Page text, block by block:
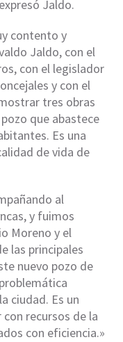
Jaldo.
contento y
Jaldo, con el
con el legislador
y con el
tres obras
que abastece
Es una
de vida de
al
y fuimos
Moreno y el
las principales
nuevo pozo de
ciudad. Es un
recursos de la
con eficiencia.»